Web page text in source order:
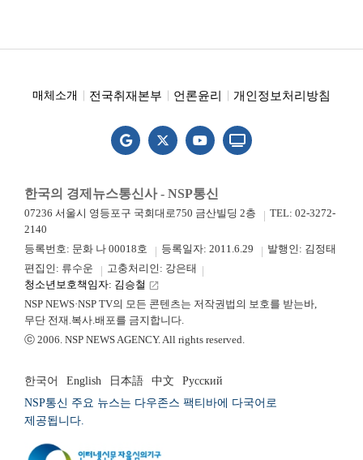
매체소개 전국취재본부 언론윤리 개인정보처리방침
한국의 경제뉴스통신사 - NSP통신
07236 서울시 영등포구 국회대로750 금산빌딩 2층
TEL: 02-3272-
2140
등록번호: 문화 나 00018호
등록일자: 2011.6.29
발행인: 김정태
편집인: 류수운
고충처리인: 강은태
청소년보호책임자: 김승철 launch
NSP NEWS·NSP TV의 모든 콘텐츠는 저작권법의 보호를 받는바,
무단 전재.복사.배포를 금지합니다.
ⓒ 2006. NSP NEWS AGENCY. All rights reserved.
한국어 English 日本語 中文
Русский
NSP통신 주요 뉴스는 다우존스 팩티바에 다국어로
제공됩니다.